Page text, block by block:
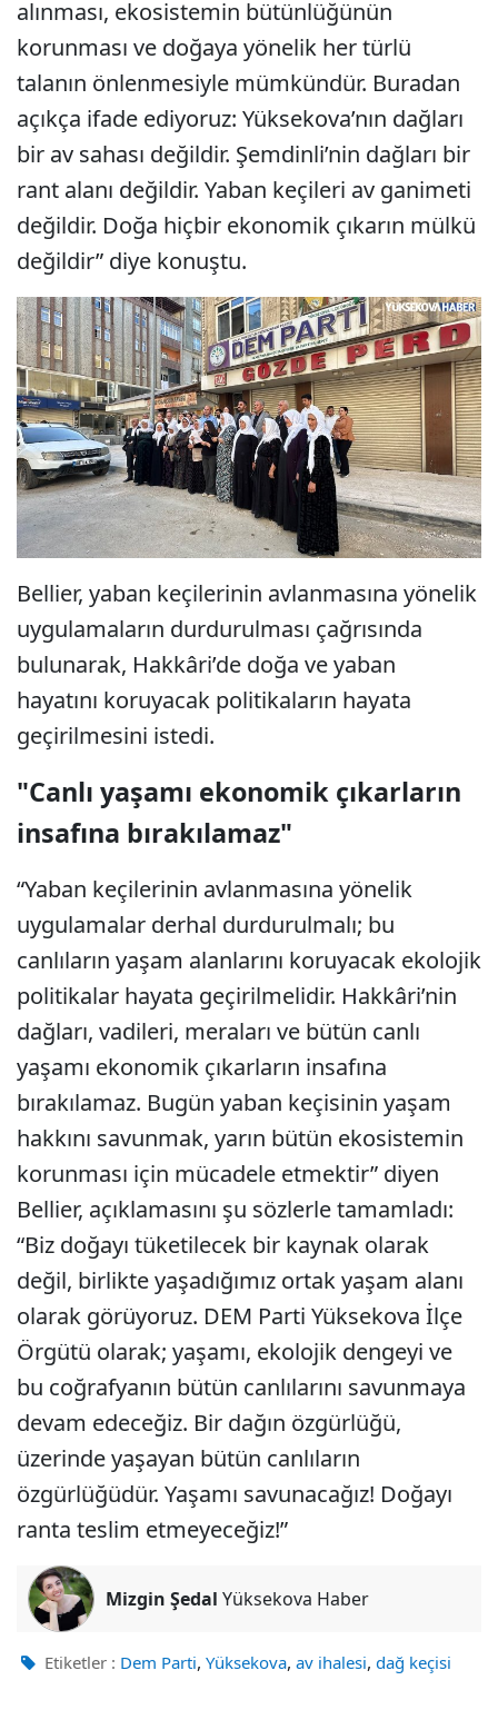
alınması, ekosistemin bütünlüğünün
korunması ve doğaya yönelik her türlü
talanın önlenmesiyle mümkündür. Buradan
açıkça ifade ediyoruz: Yüksekova’nın dağları
bir av sahası değildir. Şemdinli’nin dağları bir
rant alanı değildir. Yaban keçileri av ganimeti
değildir. Doğa hiçbir ekonomik çıkarın mülkü
değildir” diye konuştu.
Bellier, yaban keçilerinin avlanmasına yönelik
uygulamaların durdurulması çağrısında
bulunarak, Hakkâri’de doğa ve yaban
hayatını koruyacak politikaların hayata
geçirilmesini istedi.
"Canlı yaşamı ekonomik çıkarların
insafına bırakılamaz"
“Yaban keçilerinin avlanmasına yönelik
uygulamalar derhal durdurulmalı; bu
canlıların yaşam alanlarını koruyacak ekolojik
politikalar hayata geçirilmelidir. Hakkâri’nin
dağları, vadileri, meraları ve bütün canlı
yaşamı ekonomik çıkarların insafına
bırakılamaz. Bugün yaban keçisinin yaşam
hakkını savunmak, yarın bütün ekosistemin
korunması için mücadele etmektir” diyen
Bellier, açıklamasını şu sözlerle tamamladı:
“Biz doğayı tüketilecek bir kaynak olarak
değil, birlikte yaşadığımız ortak yaşam alanı
olarak görüyoruz. DEM Parti Yüksekova İlçe
Örgütü olarak; yaşamı, ekolojik dengeyi ve
bu coğrafyanın bütün canlılarını savunmaya
devam edeceğiz. Bir dağın özgürlüğü,
üzerinde yaşayan bütün canlıların
özgürlüğüdür. Yaşamı savunacağız! Doğayı
ranta teslim etmeyeceğiz!”
Mizgin Şedal Yüksekova Haber
Etiketler : Dem Parti, Yüksekova, av ihalesi, dağ keçisi